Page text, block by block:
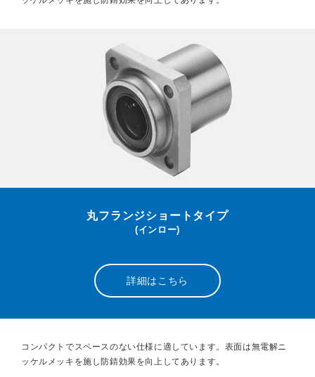
丸フランジショートタイプ
(インロー)
詳細はこちら
コンパクトでスペースのない仕様に適しています。表面は無電解ニ
ッケルメッキを施し防錆効果を向上してあります。